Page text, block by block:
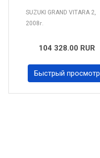
SUZUKI GRAND VITARA 2,
2008г.
104 328.00 RUR
Быстрый просмотр